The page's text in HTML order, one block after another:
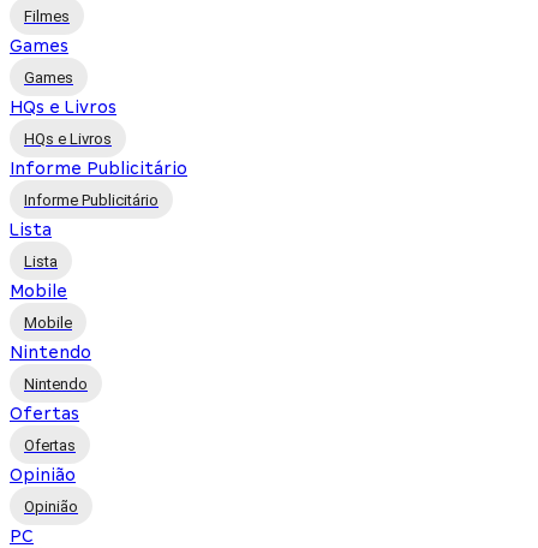
Filmes
Games
Games
HQs e Livros
HQs e Livros
Informe Publicitário
Informe Publicitário
Lista
Lista
Mobile
Mobile
Nintendo
Nintendo
Ofertas
Ofertas
Opinião
Opinião
PC